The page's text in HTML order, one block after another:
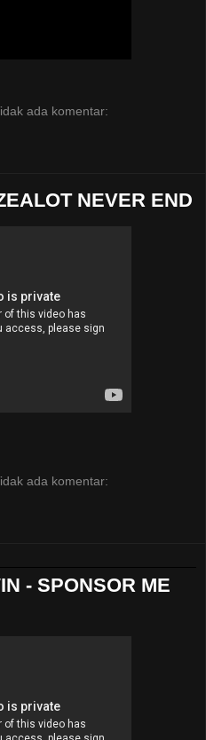
ada komentar:
NEVER END
ada komentar:
- SPONSOR ME